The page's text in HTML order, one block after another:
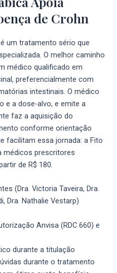
de Crohn
um tratamento sério que
O melhor caminho
médico qualificado em
preferencialmente com
intestinais. O médico
e a dose-alvo, e emite a
faz a aquisição do
conforme orientação
facilitam essa jornada: a Fito
médicos prescritores
de R$ 180.
(Dra. Victoria Taveira, Dra.
Dra. Nathalie Vestarp)
Anvisa (RDC 660) e
durante a titulação
durante o tratamento